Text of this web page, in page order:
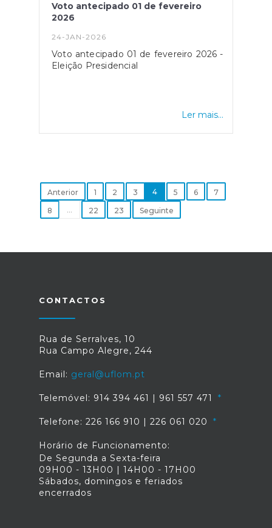
Voto antecipado 01 de fevereiro
2026
24-JAN-2026
Voto antecipado 01 de fevereiro 2026 -
Eleição Presidencial
Ler mais...
Anterior 1 2 3 4 5 6
7
8
... 22 23 Seguinte
CONTACTOS
Rua de Serralves, 10
Rua Campo Alegre, 244
Email: geral@uflom.pt
Telemóvel: 914 394 461 | 961 557 471
Telefone: 226 166 910 | 226 061 020
Horário de Funcionamento:
De Segunda a Sexta-feira
09H00 - 13H00 | 14H00 - 17H00
Sábados, domingos e feriados
encerrados